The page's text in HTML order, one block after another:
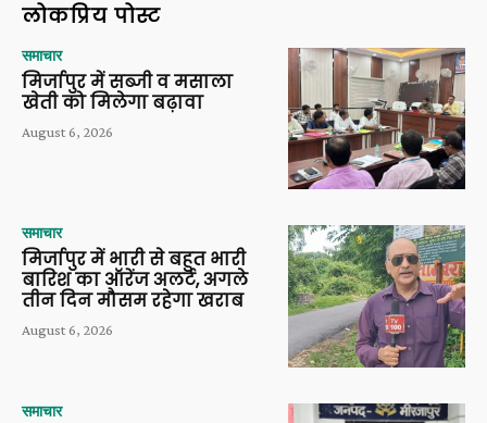
लोकप्रिय पोस्ट
समाचार
मिर्जापुर में सब्जी व मसाला
खेती को मिलेगा बढ़ावा
August 6, 2026
समाचार
मिर्जापुर में भारी से बहुत भारी
बारिश का ऑरेंज अलर्ट, अगले
तीन दिन मौसम रहेगा खराब
August 6, 2026
समाचार